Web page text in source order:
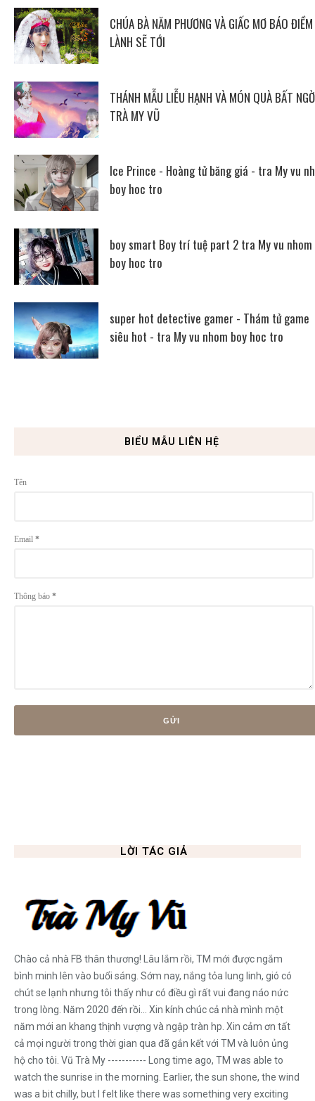
CHÚA BÀ NĂM PHƯƠNG VÀ GIẤC MƠ BÁO ĐIỀM
LÀNH SẼ TỚI
THÁNH MẪU LIỄU HẠNH VÀ MÓN QUÀ BẤT
TRÀ MY VŨ
Ice Prince - Hoàng tử băng giá - tra My vu
boy hoc tro
boy smart Boy trí tuệ part 2 tra My vu nhom
boy hoc tro
super hot detective gamer - Thám tử game
siêu hot - tra My vu nhom boy hoc tro
BIỂU MẪU LIÊN HỆ
Tên
Email *
Thông báo *
LỜI TÁC GIẢ
Chào cả nhà FB thân thương! Lâu lắm rồi, TM mới được ngắm
bình minh lên vào buổi sáng. Sớm nay, nắng tỏa lung linh, gió có
chút se lạnh nhưng tôi thấy như có điều gì rất vui đang náo nức
trong lòng. Năm 2020 đến rồi... Xin kính chúc cả nhà mình một
năm mới an khang thịnh vượng và ngập tràn hp. Xin cảm ơn tất
cả mọi người trong thời gian qua đã gắn kết với TM và luôn ủng
hộ cho tôi. Vũ Trà My ----------- Long time ago, TM was able to
watch the sunrise in the morning. Earlier, the sun shone, the wind
was a bit chilly, but I felt like there was something very exciting